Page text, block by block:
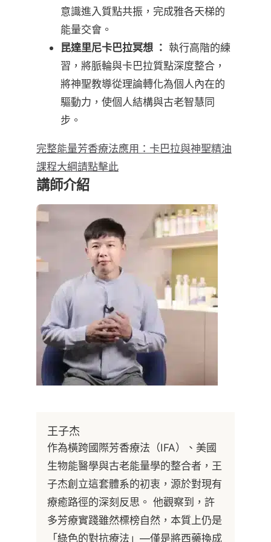
意識進入質點共振，完成雅各天梯的
能量交會。
昆達里尼卡巴拉冥想 ： 執行高階的練
習，將脈輪與卡巴拉質點深度整合，
將神聖教導從理論轉化為個人內在的
驅動力，使個人結構與古老智慧同
步。
完整能量芳香療法應用：卡巴拉與神聖精油
課程大綱請點擊此
講師介紹
王子杰
作為橫跨國際芳香療法（IFA）、美國
生物能醫學與古老能量學的整合者，王
子杰創立這套體系的初衷，源於對現有
療癒路徑的深刻反思。 他觀察到，許
多芳療實踐雖然標榜自然，本質上仍是
「綠色的對抗療法」—僅是將西藥換成